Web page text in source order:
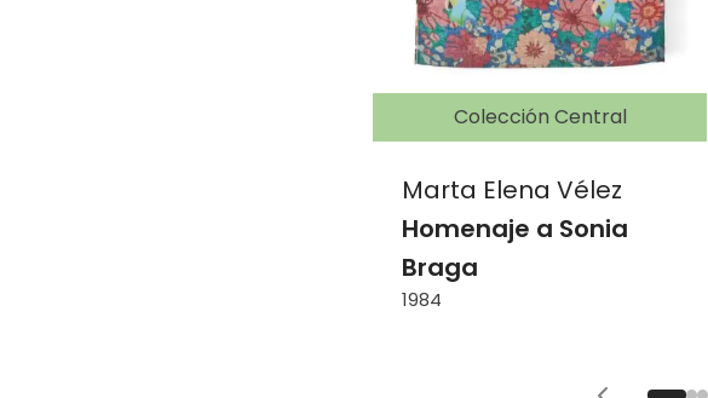
Colección Central
Marta Elena Vélez
Homenaje a Sonia
Braga
1984